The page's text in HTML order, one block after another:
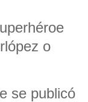
o
se publicó